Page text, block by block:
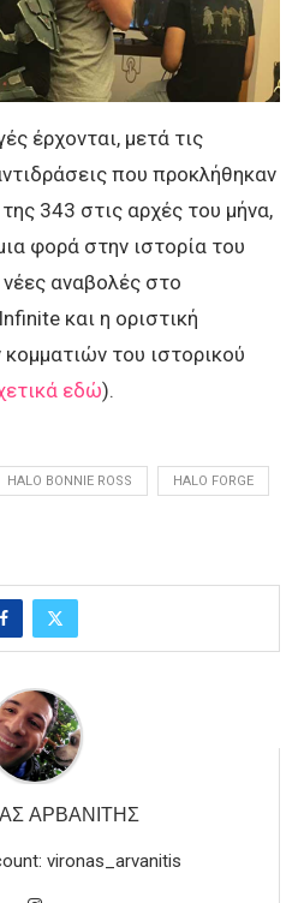
έρχονται, μετά τις
που προκλήθηκαν
343 στις αρχές του μήνα,
φορά στην ιστορία του
αναβολές στο
και η οριστική
του ιστορικού
εδώ).
HALO BONNIE ROSS HALO FORGE
ΑΡΒΑΝΙΤΗΣ
vironas_arvanitis